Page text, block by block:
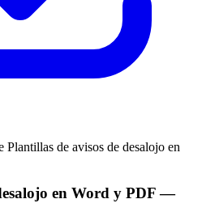
en Word y PDF—